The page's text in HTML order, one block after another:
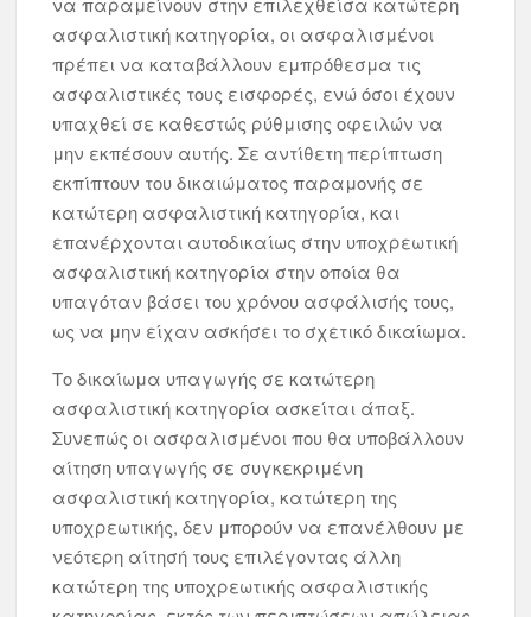
ασφαλιστική κατηγορία, οι ασφαλισμένοι
πρέπει να καταβάλλουν εμπρόθεσμα τις
ασφαλιστικές τους εισφορές, ενώ όσοι έχουν
υπαχθεί σε καθεστώς ρύθμισης οφειλών να
μην εκπέσουν αυτής. Σε αντίθετη περίπτωση
εκπίπτουν του δικαιώματος παραμονής σε
κατώτερη ασφαλιστική κατηγορία, και
επανέρχονται αυτοδικαίως στην υποχρεωτική
ασφαλιστική κατηγορία στην οποία θα
υπαγόταν βάσει του χρόνου ασφάλισής τους,
ως να μην είχαν ασκήσει το σχετικό δικαίωμα.
Το δικαίωμα υπαγωγής σε κατώτερη
ασφαλιστική κατηγορία ασκείται άπαξ.
Συνεπώς οι ασφαλισμένοι που θα υποβάλλουν
αίτηση υπαγωγής σε συγκεκριμένη
ασφαλιστική κατηγορία, κατώτερη της
υποχρεωτικής, δεν μπορούν να επανέλθουν με
νεότερη αίτησή τους επιλέγοντας άλλη
κατώτερη της υποχρεωτικής ασφαλιστικής